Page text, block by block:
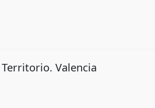
Valencia